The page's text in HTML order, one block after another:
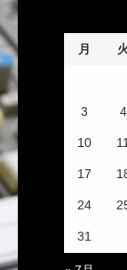
月
3 4
10 11
17
24
31